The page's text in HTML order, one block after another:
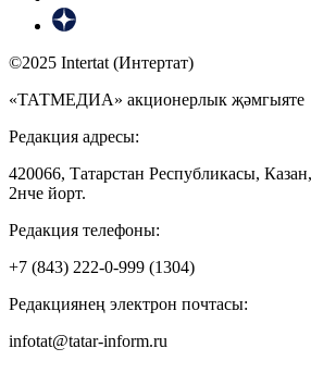
©2025 Intertat (Интертат)
«ТАТМЕДИА» акционерлык җәмгыяте
Редакция адресы:
420066, Татарстан Республикасы,
2нче йорт.
Редакция телефоны:
+7 (843) 222-0-999 (1304)
Редакциянең электрон почтасы:
infotat@tatar-inform.ru